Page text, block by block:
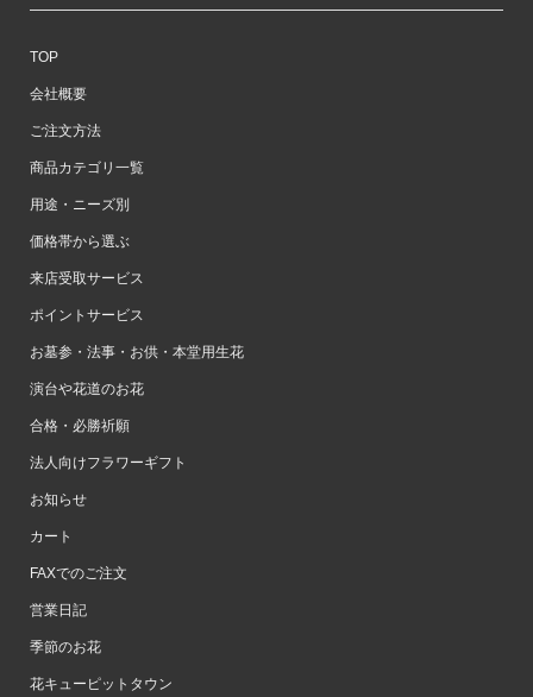
TOP
会社概要
ご注文方法
商品カテゴリ一覧
用途・ニーズ別
価格帯から選ぶ
来店受取サービス
ポイントサービス
お墓参・法事・お供・本堂用生花
演台や花道のお花
合格・必勝祈願
法人向けフラワーギフト
お知らせ
カート
FAXでのご注文
営業日記
季節のお花
花キューピットタウン